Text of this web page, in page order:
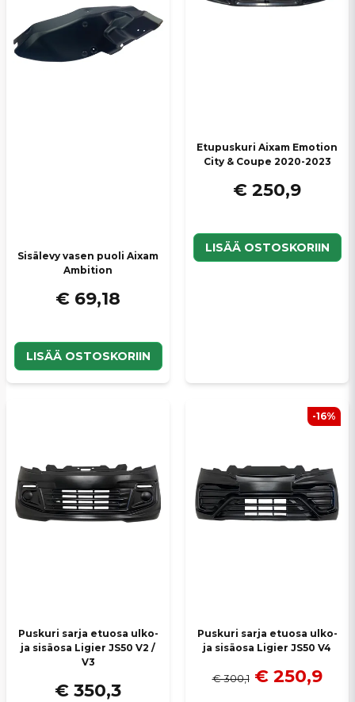
Sisälevy vasen puoli Aixam
Ambition
€ 69,18
LISÄÄ OSTOSKORIIN
Etupuskuri Aixam Emotion
City & Coupe 2020-2023
€ 250,9
LISÄÄ OSTOSKORIIN
Puskuri sarja etuosa ulko-
ja sisäosa Ligier JS50 V2 /
V3
€ 350,3
Puskuri sarja etuosa ulko-
ja sisäosa Ligier JS50 V4
€ 300,1 € 250,9
-16%